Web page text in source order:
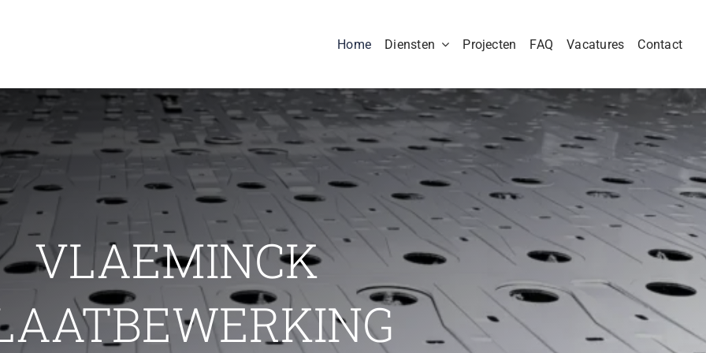
Home Diensten Projecten FAQ Vacatures Contact
VLAEMINCK